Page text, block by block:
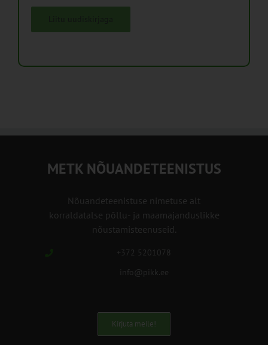
METK NÕUANDETEENISTUS
Nõuandeteenistuse nimetuse alt
korraldatalse põllu- ja maamajanduslikke
nõustamisteenuseid.
+372 5201078
info@pikk.ee
Kirjuta meile!